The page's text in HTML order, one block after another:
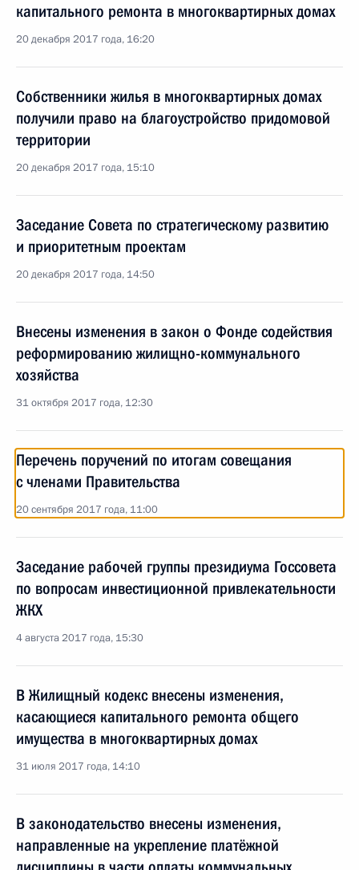
капитального ремонта в многоквартирных домах
20 декабря 2017 года, 16:20
Собственники жилья в многоквартирных домах
получили право на благоустройство придомовой
территории
20 декабря 2017 года, 15:10
Заседание Совета по стратегическому развитию
и приоритетным проектам
20 декабря 2017 года, 14:50
Внесены изменения в закон о Фонде содействия
реформированию жилищно-коммунального
хозяйства
31 октября 2017 года, 12:30
Перечень поручений по итогам совещания
с членами Правительства
20 сентября 2017 года, 11:00
Заседание рабочей группы президиума Госсовета
по вопросам инвестиционной привлекательности
ЖКХ
4 августа 2017 года, 15:30
В Жилищный кодекс внесены изменения,
касающиеся капитального ремонта общего
имущества в многоквартирных домах
31 июля 2017 года, 14:10
В законодательство внесены изменения,
направленные на укрепление платёжной